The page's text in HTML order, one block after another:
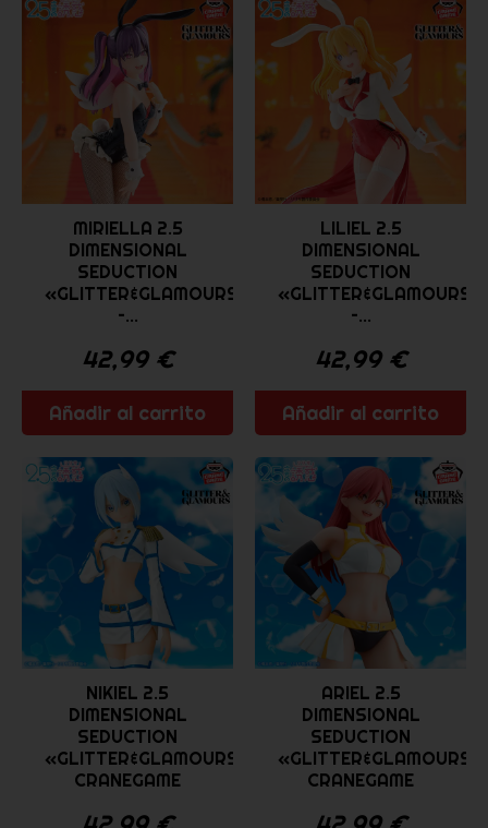
MIRIELLA 2.5
DIMENSIONAL
SEDUCTION
«GLITTER&GLAMOURS
–...
42,99 €
Añadir al carrito
LILIEL 2.5
DIMENSIONAL
SEDUCTION
«GLITTER&GLAMOURS
–...
42,99 €
Añadir al carrito
NIKIEL 2.5
DIMENSIONAL
SEDUCTION
«GLITTER&GLAMOURS»
CRANEGAME
ARIEL 2.5
DIMENSIONAL
SEDUCTION
«GLITTER&GLAMOURS»
CRANEGAME